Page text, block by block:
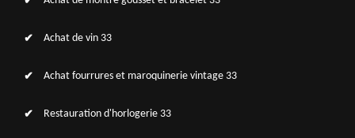
Achat de vin 33
Achat fourrures et maroquinerie vintage 33
Restauration d'horlogerie 33